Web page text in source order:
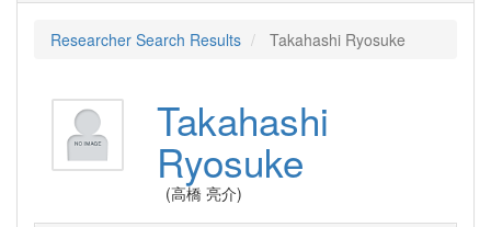
Researcher Search Results Takahashi Ryosuke
Takahashi
Ryosuke
(高橋 亮介)